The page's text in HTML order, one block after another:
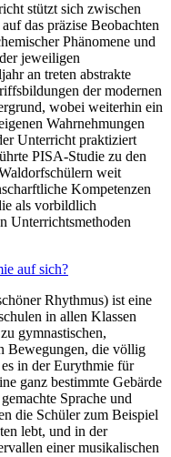
stützt sich zwischen
das präzise Beobachten
Phänomene und
jeweiligen
an treten abstrakte
der modernen
wobei weiterhin ein
Wahrnehmungen
Unterricht praktiziert
PISA-Studie zu den
weit
Kompetenzen
als vorbildlich
Unterrichtsmethoden
auf sich?
Rhythmus) ist eine
in allen Klassen
gymnastischen,
Bewegungen, die völlig
in der Eurythmie für
ganz bestimmte Gebärde
Sprache und
die Schüler zum Beispiel
lebt, und in der
einer musikalischen